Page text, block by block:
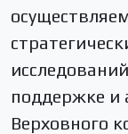
поддержке и
Верховного